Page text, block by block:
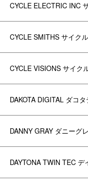
CYCLE ELECTRIC INC
CYCLE SMITHS サイク
CYCLE VISIONS サイク
DAKOTA DIGITAL ダコ
DANNY GRAY ダニーグ
DAYTONA TWIN TEC